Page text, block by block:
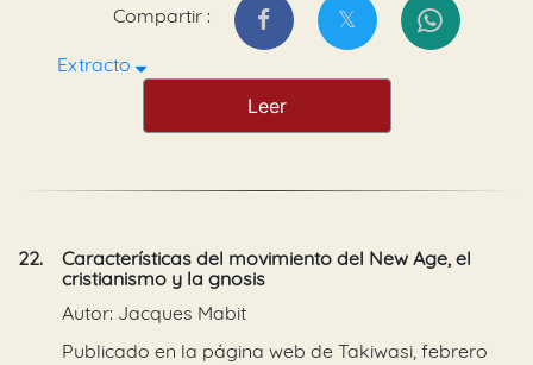
Compartir :
Extracto
Leer
22.
Características del movimiento del New Age, el
cristianismo y la gnosis
Autor: Jacques Mabit
Publicado en la página web de Takiwasi, febrero